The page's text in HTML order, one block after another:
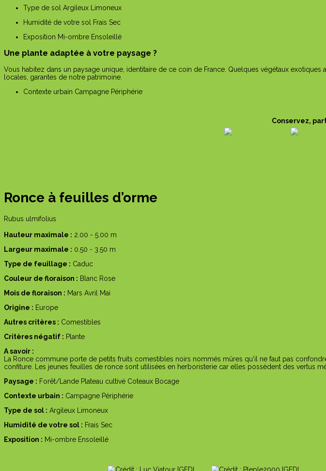
Type de sol Argileux Limoneux
Humidité de votre sol Frais Sec
Exposition Mi-ombre Ensoleillé
Une plante adaptée à votre paysage ?
Vous habitez dans un paysage unique, identitaire de ce coin de France. Quelques végétaux
locales, garantes de notre patrimoine.
Contexte urbain Campagne Périphérie
Conservez,
Ronce à feuilles d’orme
Rubus ulmifolius
Hauteur maximale : 2.00 - 5.00 m
Largeur maximale : 0.50 - 3.50 m
Type de feuillage : Caduc
Couleur de floraison : Blanc Rose
Mois de floraison : Mars Avril Mai
Origine : Europe
Autres critères : Comestibles
Critères négatif : Plante
A savoir :
La Ronce commune porte de petits fruits comestibles noirs nommés mûres qu'il ne faut pas
confiture. Les jeunes feuilles de ronce sont utilisées en herboristerie car elles possèdent des vertus
Paysage : Forêt/Lande Plateau cultivé Coteaux Bocage
Contexte urbain : Campagne Périphérie
Type de sol : Argileux Limoneux
Humidité de votre sol : Frais Sec
Exposition : Mi-ombre Ensoleillé